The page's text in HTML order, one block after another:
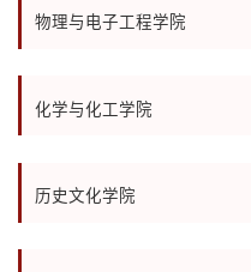
物理与电子工程学院
化学与化工学院
历史文化学院